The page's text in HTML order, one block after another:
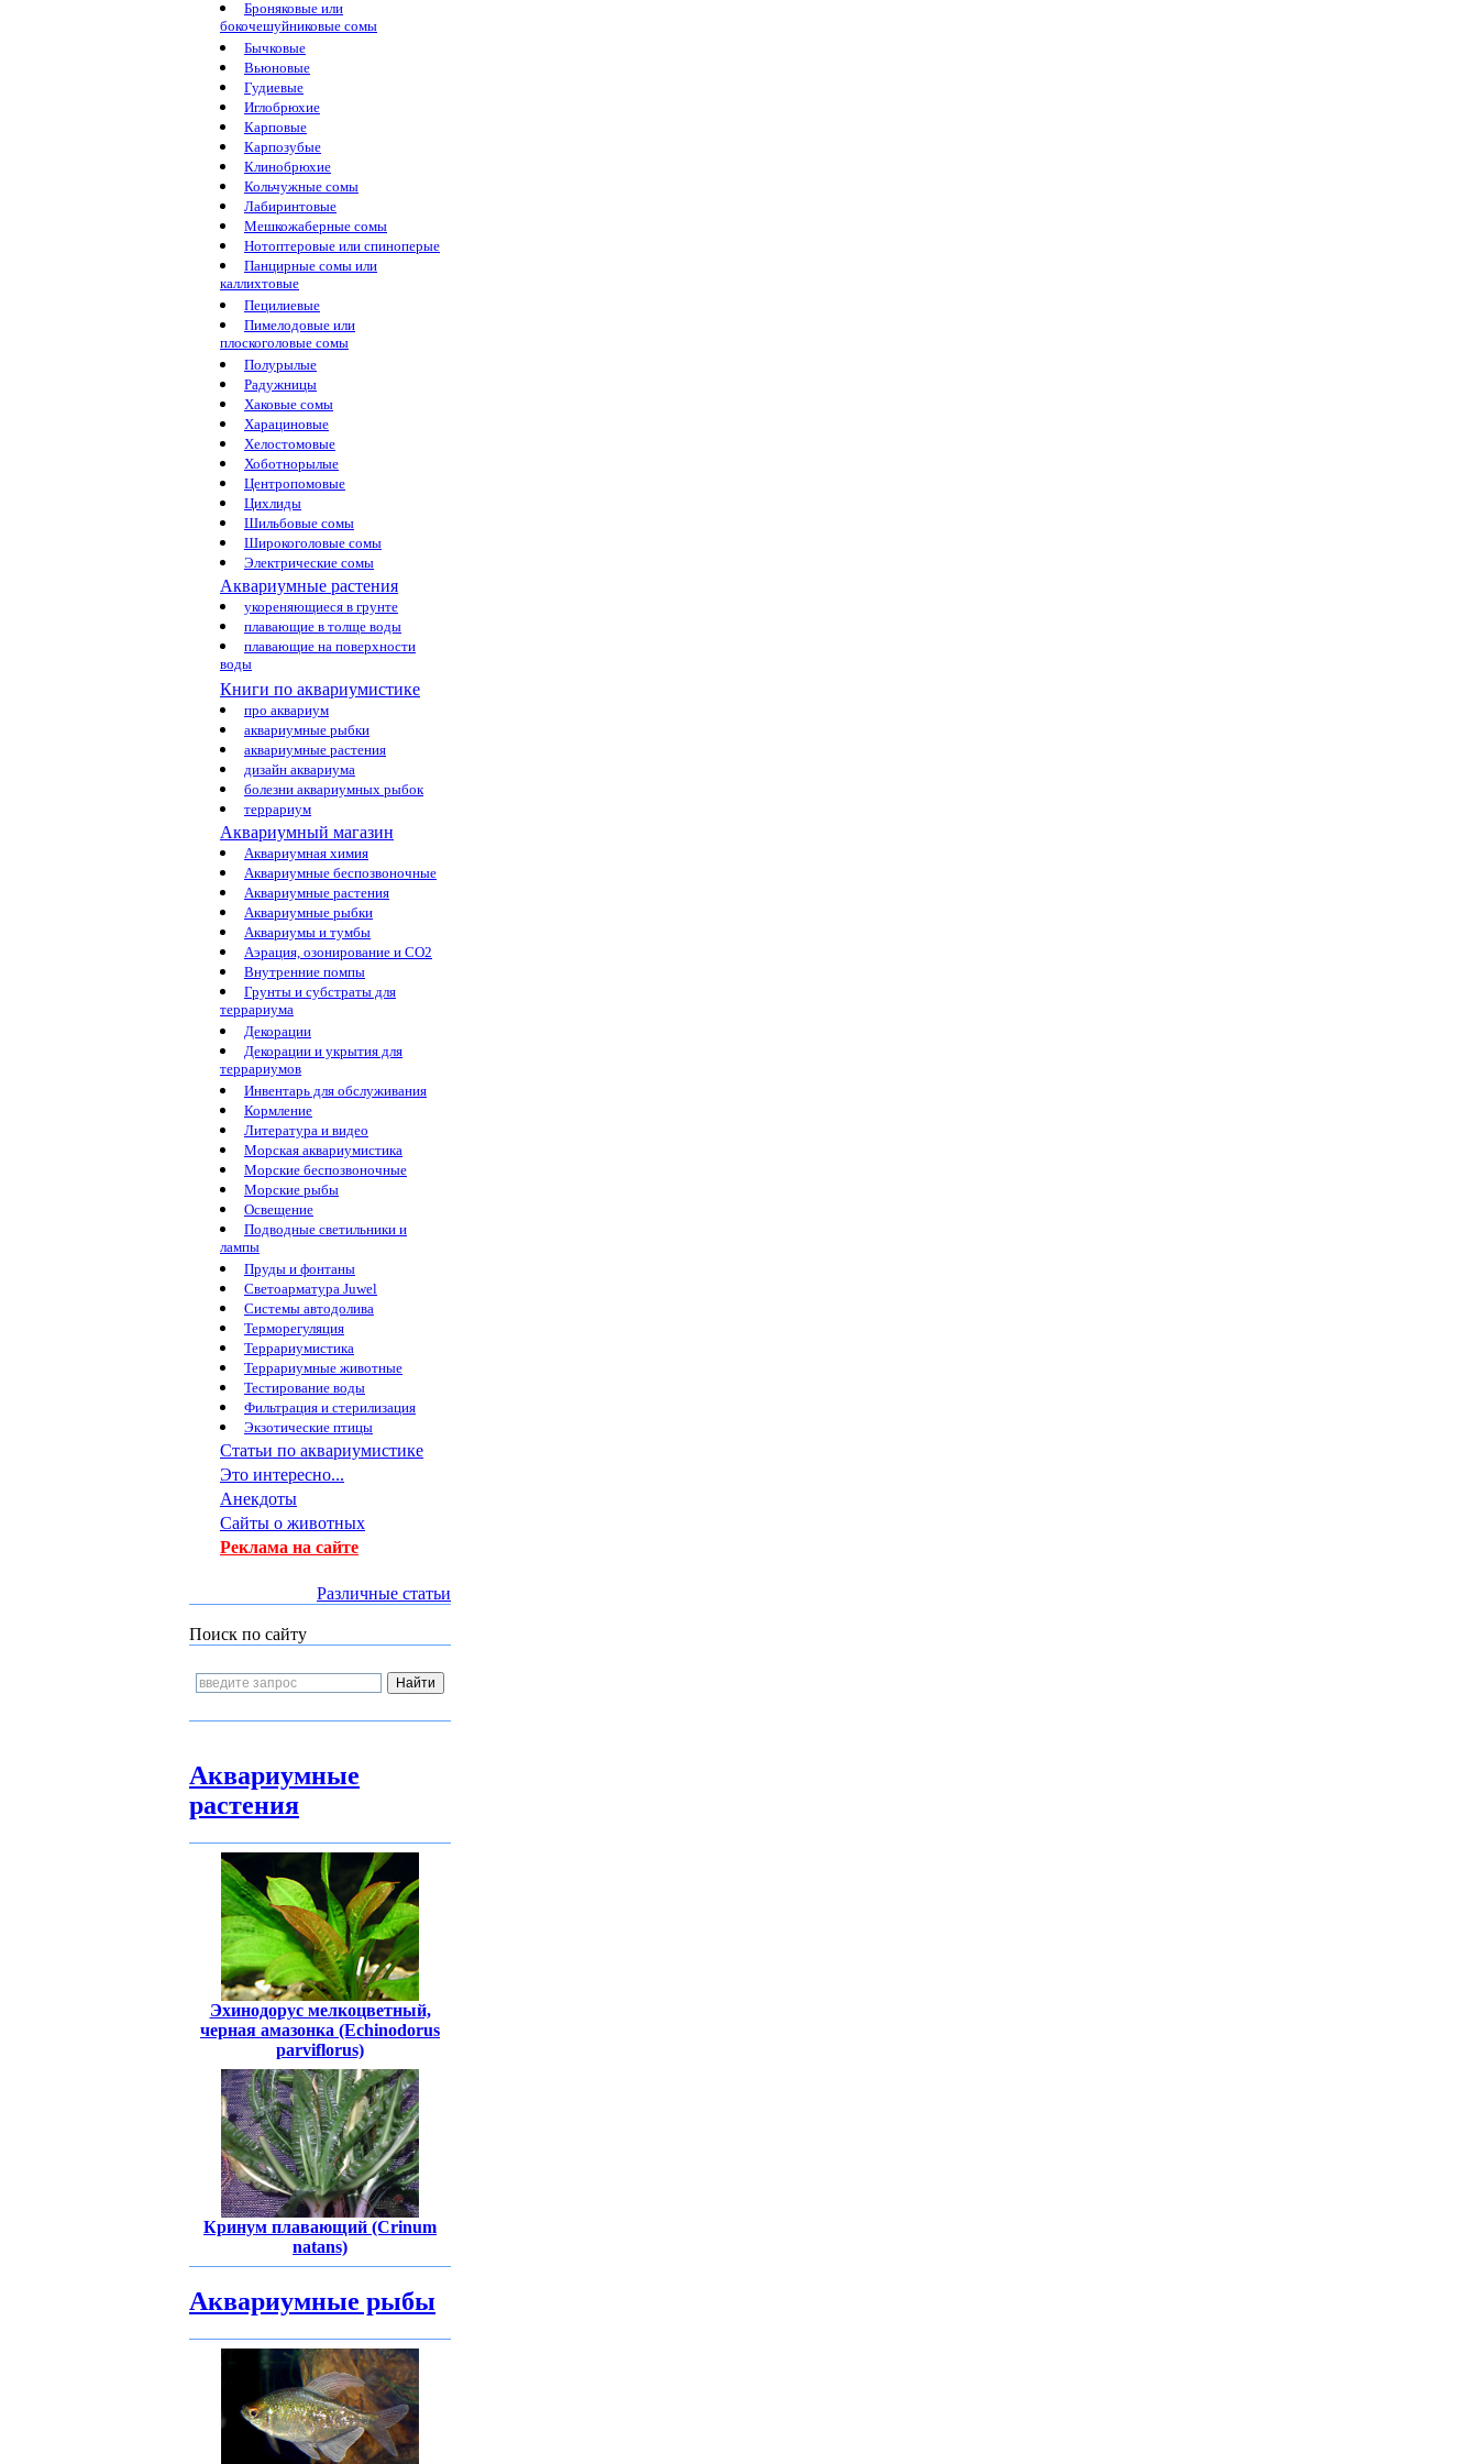
Броняковые или
бокочешуйниковые сомы
Бычковые
Вьюновые
Гудиевые
Иглобрюхие
Карповые
Карпозубые
Клинобрюхие
Кольчужные сомы
Лабиринтовые
Мешкожаберные сомы
Нотоптеровые или спиноперые
Панцирные сомы или
каллихтовые
Пецилиевые
Пимелодовые или
плоскоголовые сомы
Полурылые
Радужницы
Хаковые сомы
Харациновые
Хелостомовые
Хоботнорылые
Центропомовые
Цихлиды
Шильбовые сомы
Широкоголовые сомы
Электрические сомы
Аквариумные растения
укореняющиеся в грунте
плавающие в толще воды
плавающие на поверхности
воды
Книги по аквариумистике
про аквариум
аквариумные рыбки
аквариумные растения
дизайн аквариума
болезни аквариумных рыбок
террариум
Аквариумный магазин
Аквариумная химия
Аквариумные беспозвоночные
Аквариумные растения
Аквариумные рыбки
Аквариумы и тумбы
Аэрация, озонирование и CO2
Внутренние помпы
Грунты и субстраты для
террариума
Декорации
Декорации и укрытия для
террариумов
Инвентарь для обслуживания
Кормление
Литература и видео
Морская аквариумистика
Морские беспозвоночные
Морские рыбы
Освещение
Подводные светильники и
лампы
Пруды и фонтаны
Светоарматура Juwel
Системы автодолива
Терморегуляция
Террариумистика
Террариумные животные
Тестирование воды
Фильтрация и стерилизация
Экзотические птицы
Статьи по аквариумистике
Это интересно...
Анекдоты
Сайты о животных
Реклама на сайте
Различные статьи
Поиск по сайту
Аквариумные
растения
Эхинодорус мелкоцветный,
черная амазонка (Echinodorus
parviflorus)
Кринум плавающий (Crinum
natans)
Аквариумные рыбы